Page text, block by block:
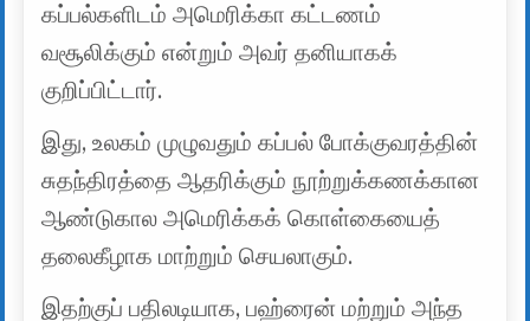
கப்பல்களிடம் அமெரிக்கா கட்டணம்
வசூலிக்கும் என்றும் அவர் தனியாகக்
குறிப்பிட்டார்.
இது, உலகம் முழுவதும் கப்பல் போக்குவரத்தின்
சுதந்திரத்தை ஆதரிக்கும் நூற்றுக்கணக்கான
ஆண்டுகால அமெரிக்கக் கொள்கையைத்
தலைகீழாக மாற்றும் செயலாகும்.
இதற்குப் பதிலடியாக, பஹ்ரைன் மற்றும் அந்த